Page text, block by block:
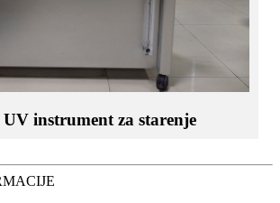
instrument za starenje